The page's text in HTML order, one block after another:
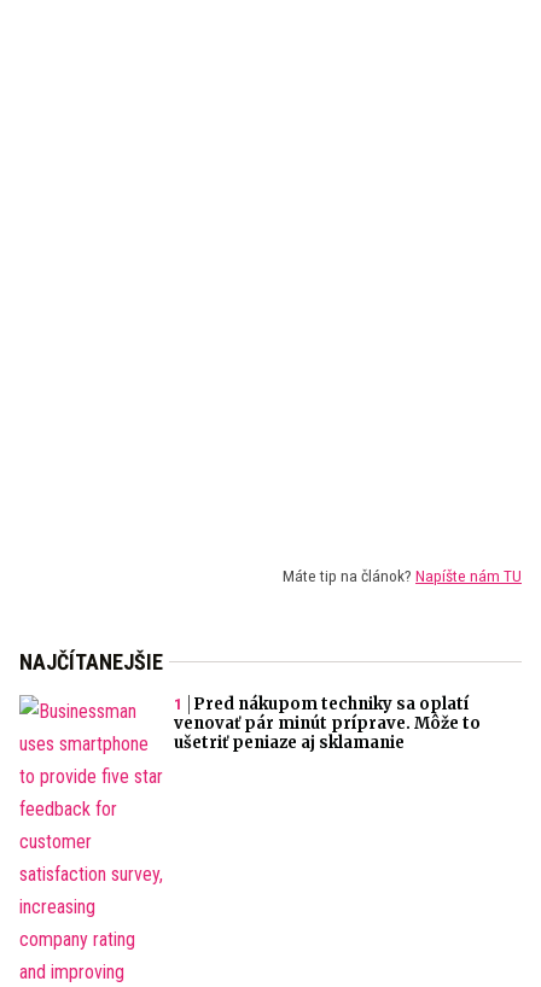
Máte tip na článok? Napíšte nám TU
NAJČÍTANEJŠIE
Pred nákupom techniky sa oplatí
venovať pár minút príprave. Môže to
ušetriť peniaze aj sklamanie